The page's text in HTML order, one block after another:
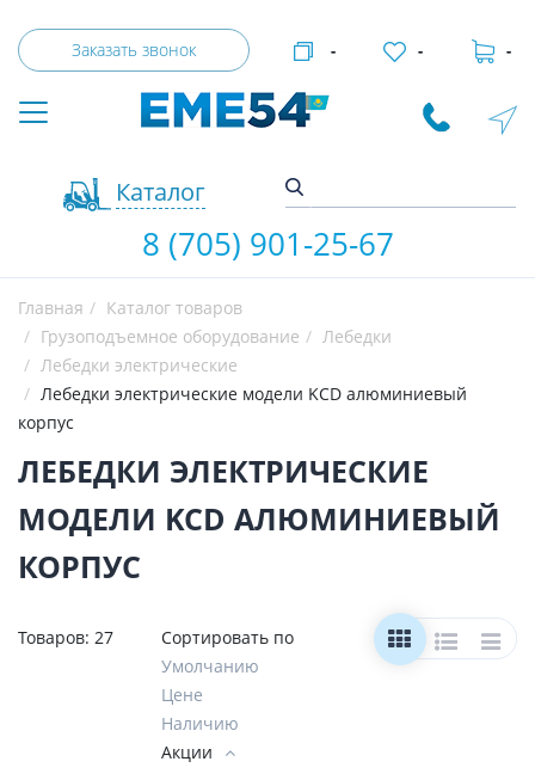
Заказать звонок
Каталог
- - -
8 (705) 901-25-67
Главная
Каталог товаров
Грузоподъемное оборудование
Лебедки
Лебедки электрические
Лебедки электрические модели KCD алюминиевый
корпус
ЛЕБЕДКИ ЭЛЕКТРИЧЕСКИЕ
МОДЕЛИ KCD АЛЮМИНИЕВЫЙ
КОРПУС
Товаров: 27
Сортировать по
Умолчанию
Цене
Наличию
Акции